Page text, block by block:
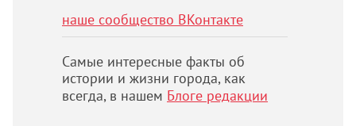
наше сообщество ВКонтакте
Самые интересные факты об
истории и жизни города, как
всегда, в нашем Блоге редакции